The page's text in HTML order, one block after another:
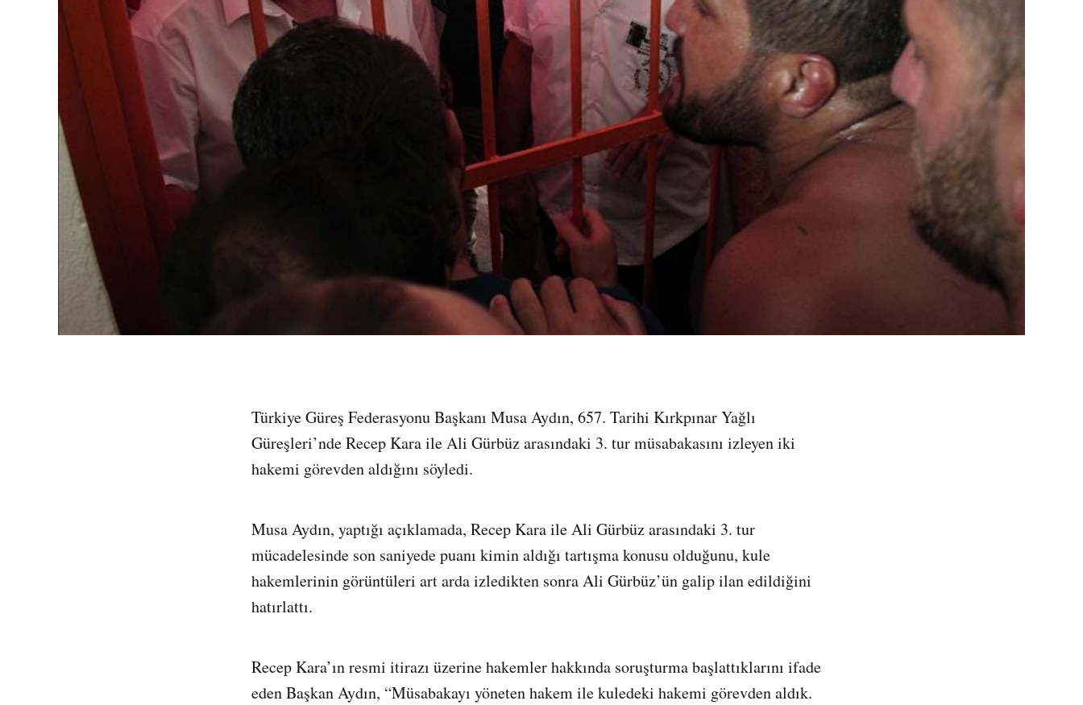
Türkiye Güreş Federasyonu Başkanı Musa Aydın, 657. Tarihi Kırkpınar Yağlı
Güreşleri’nde Recep Kara ile Ali Gürbüz arasındaki 3. tur müsabakasını izleyen iki
hakemi görevden aldığını söyledi.
Musa Aydın, yaptığı açıklamada, Recep Kara ile Ali Gürbüz arasındaki 3. tur
mücadelesinde son saniyede puanı kimin aldığı tartışma konusu olduğunu, kule
hakemlerinin görüntüleri art arda izledikten sonra Ali Gürbüz’ün galip ilan edildiğini
hatırlattı.
Recep Kara’ın resmi itirazı üzerine hakemler hakkında soruşturma başlattıklarını ifade
eden Başkan Aydın, “Müsabakayı yöneten hakem ile kuledeki hakemi görevden aldık.